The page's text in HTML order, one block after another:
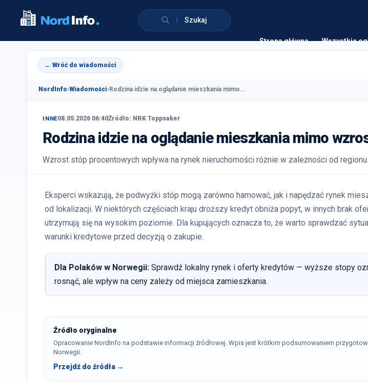
Szukaj
Strona główna Wszystkie
← Wróć do wiadomości
NordInfo›Wiadomości› Rodzina idzie na oglądanie mieszkania mimo...
INNE08.05.2026 06:40Źródło: NRK Toppsaker
Rodzina idzie na oglądanie mieszkania mimo
Wzrost stóp procentowych wpływa na rynek nieruchomości różnie w zależności od regionu.
Eksperci wskazują, że podwyżki stóp mogą zarówno hamować, jak i napędzać rynek
od lokalizacji. W niektórych częściach kraju droższy kredyt obniża popyt, w innych brak
utrzymują się na wysokim poziomie. Dla kupujących oznacza to, że warto sprawdzać
warunki kredytowe przed decyzją o zakupie.
Dla Polaków w Norwegii: Sprawdź lokalny rynek i oferty kredytów — wyższe stopy
rosnąć, ale wpływ na ceny zależy od miejsca zamieszkania.
Źródło oryginalne
Opracowanie NordInfo na podstawie informacji źródłowej. Wpis jest krótkim podsumowaniem
Norwegii.
Przejdź do źródła →